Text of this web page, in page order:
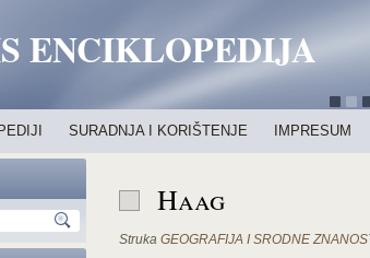
ENCIKLOPEDIJA
SURADNJA I KORIŠTENJE IMPRESUM
Haag
Struka GEOGRAFIJA I SRODNE